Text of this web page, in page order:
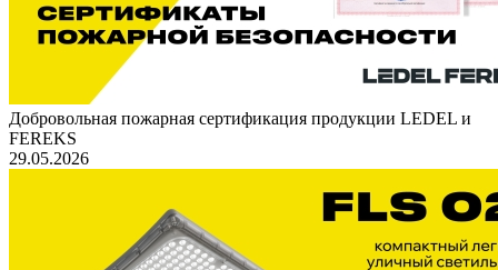
Добровольная пожарная сертификация продукции LEDEL и
FEREKS
29.05.2026